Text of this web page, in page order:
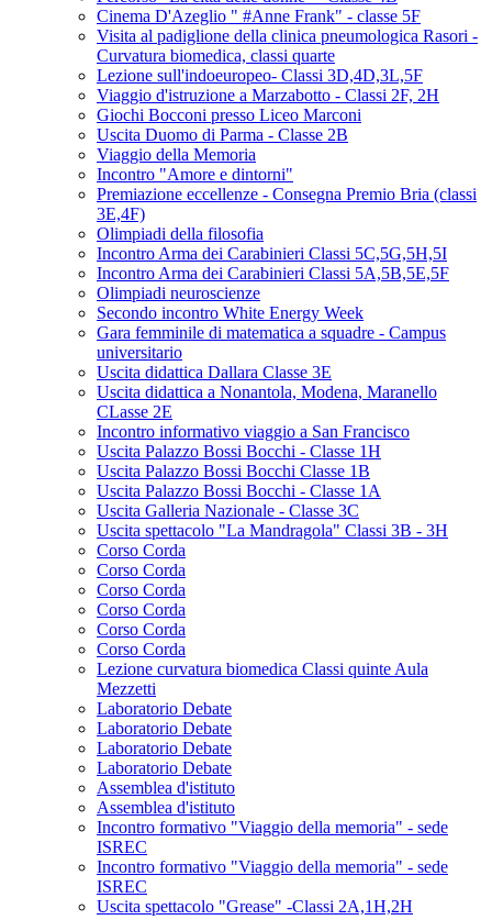
Cinema D'Azeglio " #Anne Frank" - classe 5F
Visita al padiglione della clinica pneumologica Rasori -
Curvatura biomedica, classi quarte
Lezione sull'indoeuropeo- Classi 3D,4D,3L,5F
Viaggio d'istruzione a Marzabotto - Classi 2F, 2H
Giochi Bocconi presso Liceo Marconi
Uscita Duomo di Parma - Classe 2B
Viaggio della Memoria
Incontro "Amore e dintorni"
Premiazione eccellenze - Consegna Premio Bria (classi
3E,4F)
Olimpiadi della filosofia
Incontro Arma dei Carabinieri Classi 5C,5G,5H,5I
Incontro Arma dei Carabinieri Classi 5A,5B,5E,5F
Olimpiadi neuroscienze
Secondo incontro White Energy Week
Gara femminile di matematica a squadre - Campus
universitario
Uscita didattica Dallara Classe 3E
Uscita didattica a Nonantola, Modena, Maranello
CLasse 2E
Incontro informativo viaggio a San Francisco
Uscita Palazzo Bossi Bocchi - Classe 1H
Uscita Palazzo Bossi Bocchi Classe 1B
Uscita Palazzo Bossi Bocchi - Classe 1A
Uscita Galleria Nazionale - Classe 3C
Uscita spettacolo "La Mandragola" Classi 3B - 3H
Corso Corda
Corso Corda
Corso Corda
Corso Corda
Corso Corda
Corso Corda
Lezione curvatura biomedica Classi quinte Aula
Mezzetti
Laboratorio Debate
Laboratorio Debate
Laboratorio Debate
Laboratorio Debate
Assemblea d'istituto
Assemblea d'istituto
Incontro formativo "Viaggio della memoria" - sede
ISREC
Incontro formativo "Viaggio della memoria" - sede
ISREC
Uscita spettacolo "Grease" -Classi 2A,1H,2H